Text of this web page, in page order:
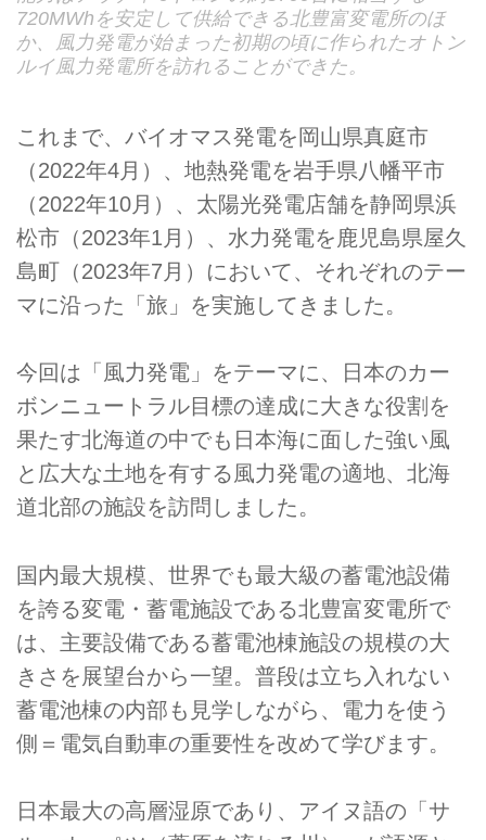
720MWhを安定して供給できる北豊富変電所のほ
か、風力発電が始まった初期の頃に作られたオトン
ルイ風力発電所を訪れることができた。
これまで、バイオマス発電を岡山県真庭市
（2022年4月）、地熱発電を岩手県八幡平市
（2022年10月）、太陽光発電店舗を静岡県浜
松市（2023年1月）、水力発電を鹿児島県屋久
島町（2023年7月）において、それぞれのテー
マに沿った「旅」を実施してきました。
今回は「風力発電」をテーマに、日本のカー
ボンニュートラル目標の達成に大きな役割を
果たす北海道の中でも日本海に面した強い風
と広大な土地を有する風力発電の適地、北海
道北部の施設を訪問しました。
国内最大規模、世界でも最大級の蓄電池設備
を誇る変電・蓄電施設である北豊富変電所で
は、主要設備である蓄電池棟施設の規模の大
きさを展望台から一望。普段は立ち入れない
蓄電池棟の内部も見学しながら、電力を使う
側＝電気自動車の重要性を改めて学びます。
日本最大の高層湿原であり、アイヌ語の「サ